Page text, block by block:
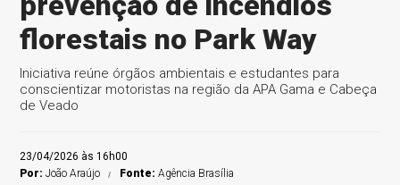
Negócios Negócios Negócios
florestais no Park Way
Iniciativa reúne órgãos ambientais e estudantes para
conscientizar motoristas na região da APA Gama e Cabeça
de Veado
23/04/2026 às 16h00
Por:João Araújo Fonte:Agência Brasília